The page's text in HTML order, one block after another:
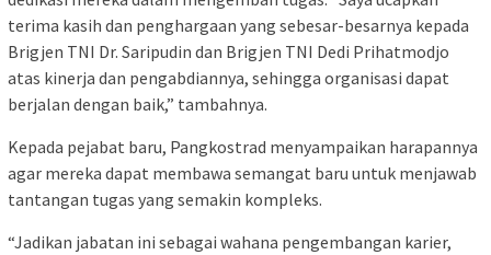
terima kasih dan penghargaan yang sebesar-besarnya kepada
Brigjen TNI Dr. Saripudin dan Brigjen TNI Dedi Prihatmodjo
atas kinerja dan pengabdiannya, sehingga organisasi dapat
berjalan dengan baik,” tambahnya.
Kepada pejabat baru, Pangkostrad menyampaikan harapannya
agar mereka dapat membawa semangat baru untuk menjawab
tantangan tugas yang semakin kompleks.
“Jadikan jabatan ini sebagai wahana pengembangan karier,